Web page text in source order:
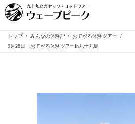
トップ / みんなの体験記 / おてがる体験ツアー
/
9月28日 おてがる体験ツアーin九十九島